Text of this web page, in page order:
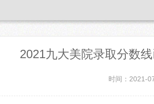
2021九大美院录取分数
时间：2021-